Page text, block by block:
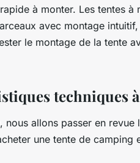
à monter. Les tentes
avec montage
le montage de la tente
techniques
nous allons passer en
une tente de camping